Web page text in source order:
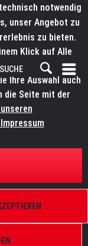
notwendig
unser Angebot zu
zu bieten.
Klick auf Alle
Sie in den
Ihre Auswahl auch
die Seite mit der